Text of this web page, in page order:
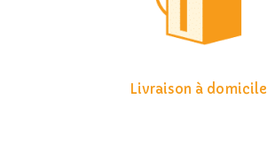
Livraison à domicile